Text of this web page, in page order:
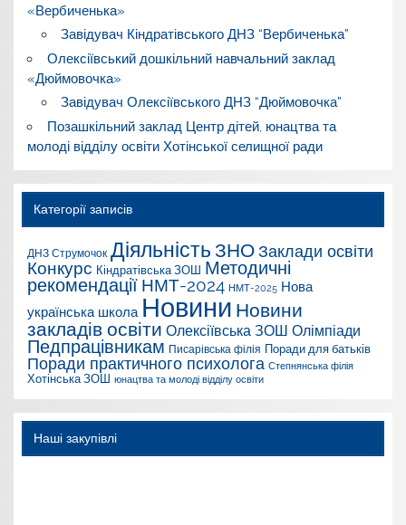
«Вербиченька»
Завідувач Кіндратівського ДНЗ “Вербиченька”
Олексіївський дошкільний навчальний заклад
«Дюймовочка»
Завідувач Олексіївського ДНЗ “Дюймовочка”
Позашкільний заклад Центр дітей, юнацтва та
молоді відділу освіти Хотінської селищної ради
Категорії записів
ДНЗ Струмочок Діяльність ЗНО Заклади освіти
Конкурс Кіндратівська ЗОШ Методичні
рекомендації НМТ-2024 НМТ-2025 Нова
українська школа Новини Новини
закладів освіти Олексіївська ЗОШ Олімпіади
Педпрацівникам Писарівська філія Поради для батьків
Поради практичного психолога Степнянська філія
Хотінська ЗОШ юнацтва та молоді відділу освіти
Наші закупівлі